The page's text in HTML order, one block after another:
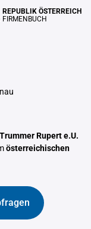
REPUBLIK ÖSTERREICH
FIRMENBUCH
Rupert e.U.
österreichischen